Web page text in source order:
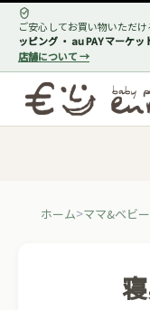
ご安心してお買い物いただけ
ッピング ・ au PAY マーケッ
店舗について →
ホーム ママ&ベビ